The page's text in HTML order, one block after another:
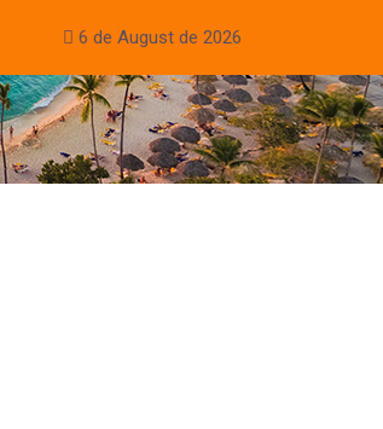
6 de August de 2026